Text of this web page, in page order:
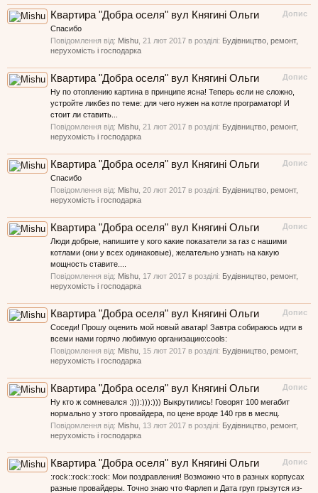
Допис
Квартира "Добра оселя" вул Княгині Ольги
Спасибо
Повідомлення від: Mishu 21 лют 2017 в розділі: Будівництво, ремонт,
нерухомість і господарка
Допис
Квартира "Добра оселя" вул Княгині Ольги
Ну по отоплению картина в принципе ясна! Теперь если не сложно,
устройте ликбез по теме: для чего нужен на котле програматор! И
стоит ли ставить...
Повідомлення від: Mishu 21 лют 2017 в розділі: Будівництво, ремонт,
нерухомість і господарка
Допис
Квартира "Добра оселя" вул Княгині Ольги
Спасибо
Повідомлення від: Mishu 20 лют 2017 в розділі: Будівництво, ремонт,
нерухомість і господарка
Допис
Квартира "Добра оселя" вул Княгині Ольги
Люди добрые, напишите у кого какие показатели за газ с нашими
котлами (они у всех одинаковые), желательно узнать на какую
мощность ставите....
Повідомлення від: Mishu 17 лют 2017 в розділі: Будівництво, ремонт,
нерухомість і господарка
Допис
Квартира "Добра оселя" вул Княгині Ольги
Соседи! Прошу оценить мой новый аватар! Завтра собираюсь идти в
всеми нами горячо любимую организацию:cools:
Повідомлення від: Mishu 15 лют 2017 в розділі: Будівництво, ремонт,
нерухомість і господарка
Допис
Квартира "Добра оселя" вул Княгині Ольги
Ну кто ж сомневался :))):))):))) Выкрутились! Говорят 100 мегабит
нормально у этого провайдера, по цене вроде 140 грв в месяц.
Повідомлення від: Mishu 13 лют 2017 в розділі: Будівництво, ремонт,
нерухомість і господарка
Допис
Квартира "Добра оселя" вул Княгині Ольги
:rock::rock::rock: Мои поздравления! Возможно что в разных корпусах
разные провайдеры. Точно знаю что Фарлеп и Дата груп грызутся из-